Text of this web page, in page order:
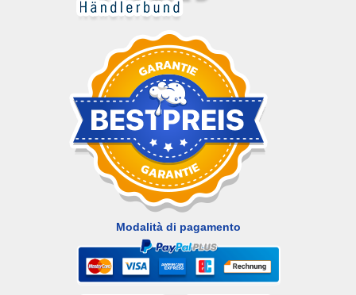
Modalità di pagamento